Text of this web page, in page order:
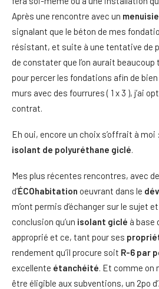
Après une rencontre avec un
signalant que le béton de mes
résistant, et suite à une tentative de
de constater que l’on aurait
pour percer les fondations afin de
murs avec des fourrures ( 1 x 3 ), j’ai
contrat.
Eh oui, encore un choix s’offrait à moi :
isolant de polyuréthane giclé.
Mes plus récentes rencontres, avec
d’ÉCOhabitation oeuvrant dans le
m’ont permis d’échanger sur le sujet et
conclusion qu’un isolant giclé à base
approprié et ce, tant pour ses
rendement qu’il procure soit R-6 par
excellente étanchéité. Et comme on
être éligible aux subventions, un 2po d’